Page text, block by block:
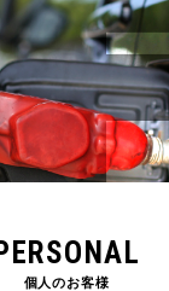
個人のお客様